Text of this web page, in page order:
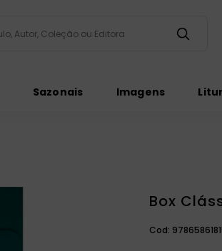
Sazonais Imagens
Box
Cod: